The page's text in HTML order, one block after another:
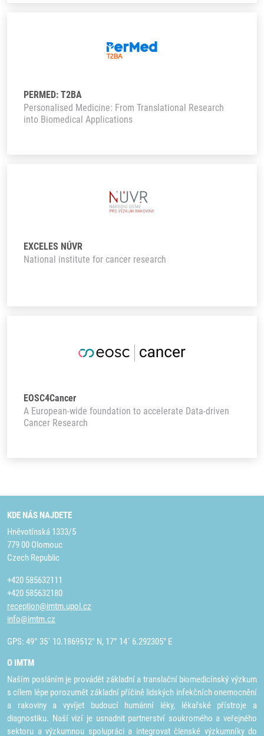
PERMED: T2BA
Personalised Medicine: From Translational Research
into Biomedical Applications
EXCELES NÚVR
National institute for cancer research
EOSC4Cancer
A European-wide foundation to accelerate Data-driven
Cancer Research
KDE NÁS NAJDETE
Hněvotínská 1333/5
779 00 Olomouc
Czech Republic
+420 585632111
+420 585632180
reception@imtm.upol.cz
info@imtm.cz
GPS: 49° 35´ 10.1869512" N, 17° 14´ 6.292305" E
O IMTM
Naším posláním je provádět základní a translační biomedicínský výzkum
s cílem lépe porozumět základní příčině lidských infekčních onemocnění
a rakoviny a vyvíjet budoucí humánní léky, lékařské přístroje a
diagnostiku. Naší vizí je usnadnit partnerství soukromého a veřejného
sektoru a výzkumnou spolupráci a integrovat členské výzkumníky do